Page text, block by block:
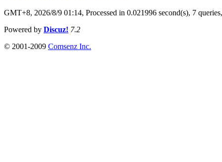
GMT+8, 2026/8/9 01:14, Processed in 0.021996 second(s), 7
Powered by Discuz! 7.2
© 2001-2009 Comsenz Inc.